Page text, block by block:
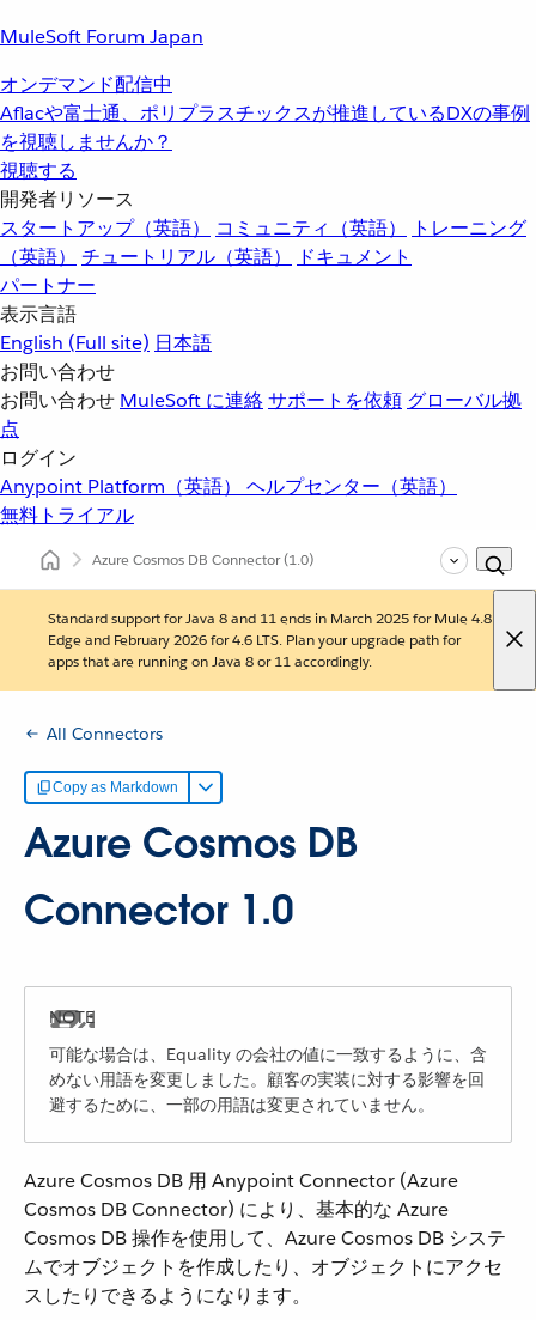
MuleSoft Forum Japan
オンデマンド配信中
Aflacや富士通、ポリプラスチックスが推進しているDXの事例
を視聴しませんか？
視聴する
開発者リソース
スタートアップ（英語）
コミュニティ（英語）
トレーニング
（英語）
チュートリアル（英語）
ドキュメント
パートナー
表示言語
English (Full site) 日本語
お問い合わせ
お問い合わせ MuleSoft に連絡サポートを依頼 グローバル拠
点
ログイン
Anypoint Platform（英語） ヘルプセンター（英語）
無料トライアル
Azure Cosmos DB Connector(1.0)
Standard support for Java 8 and 11 ends in March 2025 for Mule 4.8
Edge and February 2026 for 4.6 LTS. Plan your upgrade path for
apps that are running on Java 8 or 11 accordingly.
All Connectors
Copy as Markdown
Azure Cosmos DB
Connector 1.0
可能な場合は、Equality の会社の値に一致するように、含
めない用語を変更しました。顧客の実装に対する影響を回
避するために、一部の用語は変更されていません。
Azure Cosmos DB 用 Anypoint Connector (Azure
Cosmos DB Connector) により、基本的な Azure
Cosmos DB 操作を使用して、Azure Cosmos DB システ
ムでオブジェクトを作成したり、オブジェクトにアクセ
スしたりできるようになります。